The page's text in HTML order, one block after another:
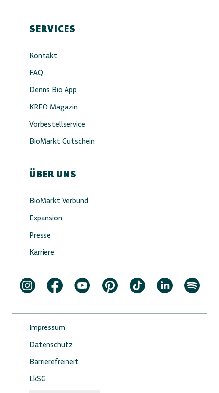
SERVICES
Kontakt
FAQ
Denns Bio App
KREO Magazin
Vorbestellservice
BioMarkt Gutschein
ÜBER UNS
BioMarkt Verbund
Expansion
Presse
Karriere
Impressum
Datenschutz
Barrierefreiheit
LkSG